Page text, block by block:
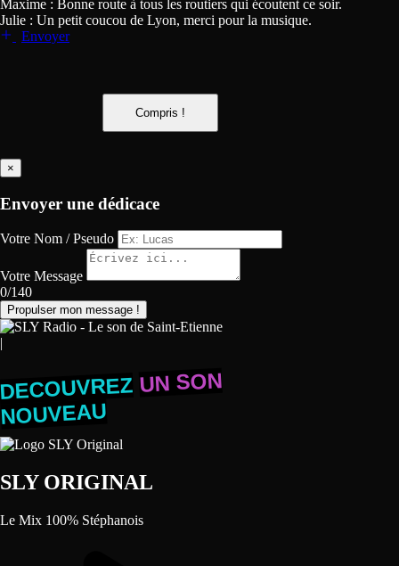
Maxime : Bonne route à tous les routiers qui écoutent ce soir.
Julie : Un petit coucou de Lyon, merci pour la musique.
Envoyer
Compris !
×
Envoyer une dédicace
Votre Nom / Pseudo
Votre Message
0/140
Propulser mon message !
|
UN SON
NOUVEAU
SLY ORIGINAL
Le Mix 100% Stéphanois